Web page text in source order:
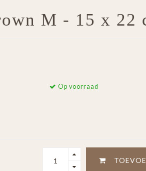
M - 15 x 22
Op voorraad